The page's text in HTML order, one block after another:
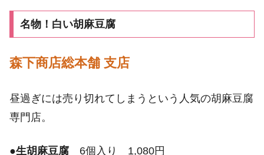
名物！白い胡麻豆腐
森下商店総本舗 支店
昼過ぎには売り切れてしまうという人気の胡麻豆腐
専門店。
●生胡麻豆腐 6個入り 1,080円